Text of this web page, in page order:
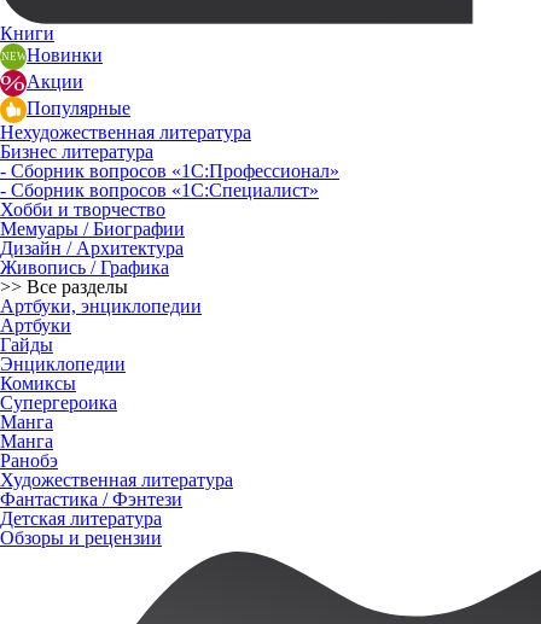
Книги
Новинки
Акции
Популярные
Нехудожественная литература
Бизнес литература
- Сборник вопросов «1С:Профессионал»
- Сборник вопросов «1С:Специалист»
Хобби и творчество
Мемуары / Биографии
Дизайн / Архитектура
Живопись / Графика
>> Все разделы
Артбуки, энциклопедии
Артбуки
Гайды
Энциклопедии
Комиксы
Супергероика
Манга
Манга
Ранобэ
Художественная литература
Фантастика / Фэнтези
Детская литература
Обзоры и рецензии